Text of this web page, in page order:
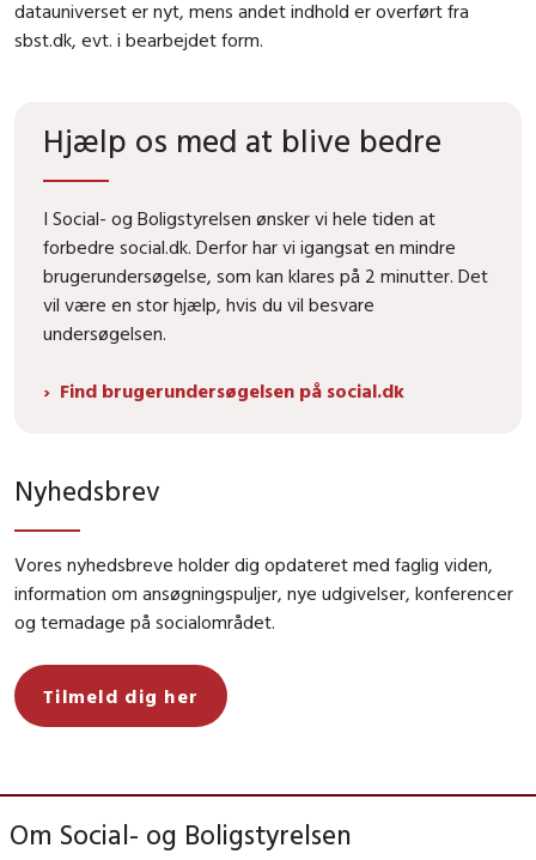
datauniverset er nyt, mens andet indhold er overført fra
sbst.dk, evt. i bearbejdet form.
Hjælp os med at blive bedre
I Social- og Boligstyrelsen ønsker vi hele tiden at
forbedre social.dk. Derfor har vi igangsat en mindre
brugerundersøgelse, som kan klares på 2 minutter. Det
vil være en stor hjælp, hvis du vil besvare
undersøgelsen.
Find brugerundersøgelsen på social.dk
Nyhedsbrev
Vores nyhedsbreve holder dig opdateret med faglig viden,
information om ansøgningspuljer, nye udgivelser, konferencer
og temadage på socialområdet.
Tilmeld dig her
Om Social- og Boligstyrelsen